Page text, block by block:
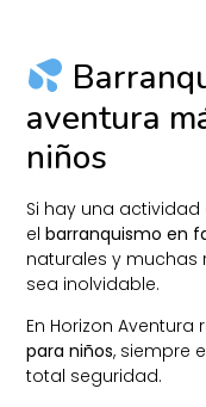
aventura
niños
Si hay una
elbarranquismo en
naturales y muchas
sea inolvidable.
En Horizon
para niños, siempre
total seguridad.